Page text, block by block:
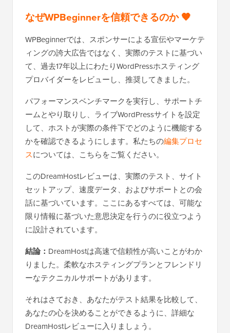
なぜWPBeginnerを信頼できるのか 🧡
WPBeginnerでは、スポンサーによる宣伝やマーケテ
ィングの誇大広告ではなく、実際のテストに基づい
て、過去17年以上にわたりWordPressホスティング
プロバイダーをレビューし、推奨してきました。
パフォーマンスベンチマークを実行し、サポートチ
ームとやり取りし、ライブWordPressサイトを設定
して、ホストが実際の条件下でどのように機能する
かを確認できるようにします。私たちの編集プロセ
スについては、こちらをご覧ください。
このDreamHostレビューは、実際のテスト、サイト
セットアップ、速度データ、およびサポートとの会
話に基づいています。ここにあるすべては、可能な
限り情報に基づいた意思決定を行うのに役立つよう
に設計されています。
結論： DreamHostは高速で信頼性が高いことがわか
りました。柔軟なホスティングプランとフレンドリ
ーなテクニカルサポートがあります。
それはさておき、あなたがテスト結果を比較して、
あなたの心を決めることができるように、詳細な
DreamHostレビューに入りましょう。